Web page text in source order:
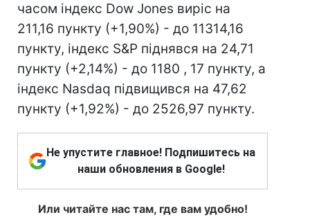
часом індекс Dow Jones виріс на
211,16 пункту (+1,90%) - до 11314,16
пункту, індекс S&P піднявся на 24,71
пункту (+2,14%) - до 1180 , 17 пункту, а
індекс Nasdaq підвищився на 47,62
пункту (+1,92%) - до 2526,97 пункту.
Не упустите главное! Подпишитесь на
наши обновления в Google!
Или читайте нас там, где вам удобно!